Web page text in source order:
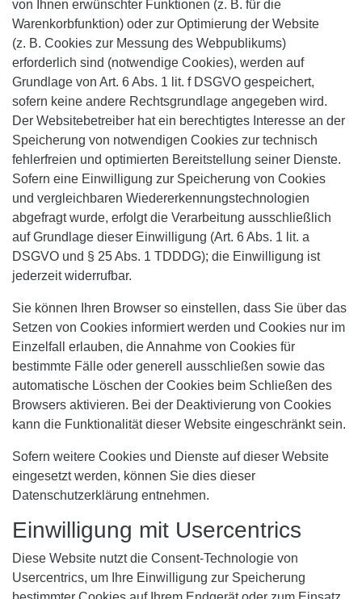
von Ihnen erwünschter Funktionen (z. B. für die
Warenkorbfunktion) oder zur Optimierung der Website
(z. B. Cookies zur Messung des Webpublikums)
erforderlich sind (notwendige Cookies), werden auf
Grundlage von Art. 6 Abs. 1 lit. f DSGVO gespeichert,
sofern keine andere Rechtsgrundlage angegeben wird.
Der Websitebetreiber hat ein berechtigtes Interesse an der
Speicherung von notwendigen Cookies zur technisch
fehlerfreien und optimierten Bereitstellung seiner Dienste.
Sofern eine Einwilligung zur Speicherung von Cookies
und vergleichbaren Wiedererkennungstechnologien
abgefragt wurde, erfolgt die Verarbeitung ausschließlich
auf Grundlage dieser Einwilligung (Art. 6 Abs. 1 lit. a
DSGVO und § 25 Abs. 1 TDDDG); die Einwilligung ist
jederzeit widerrufbar.
Sie können Ihren Browser so einstellen, dass Sie über das
Setzen von Cookies informiert werden und Cookies nur im
Einzelfall erlauben, die Annahme von Cookies für
bestimmte Fälle oder generell ausschließen sowie das
automatische Löschen der Cookies beim Schließen des
Browsers aktivieren. Bei der Deaktivierung von Cookies
kann die Funktionalität dieser Website eingeschränkt sein.
Sofern weitere Cookies und Dienste auf dieser Website
eingesetzt werden, können Sie dies dieser
Datenschutzerklärung entnehmen.
Einwilligung mit Usercentrics
Diese Website nutzt die Consent-Technologie von
Usercentrics, um Ihre Einwilligung zur Speicherung